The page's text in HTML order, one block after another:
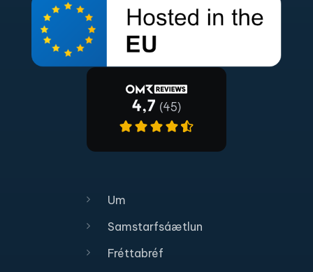
Um
Samstarfsáætlun
Fréttabréf